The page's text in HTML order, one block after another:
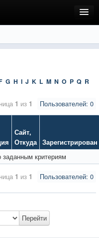
G H I J K L M N O P Q R
Пользователей: 0
1 из 1
Сайт,
Откуда Зарегистрирован
заданным критериям
Пользователей: 0
1 из 1
Перейти